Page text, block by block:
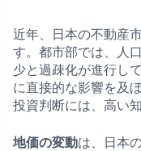
近年、日本の不動産
す。都市部では、人
少と過疎化が進行し
に直接的な影響を及
投資判断には、高い
地価の変動は、日本